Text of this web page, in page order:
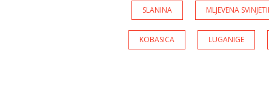
SLANINA MLJEVENA
KOBASICA LUGANIGE